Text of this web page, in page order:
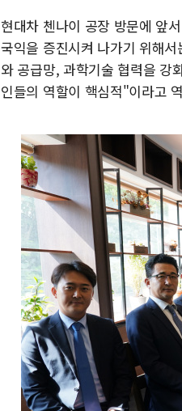
현대차 첸나이 공장 방문에 앞
국익을 증진시켜 나가기 위해
와 공급망, 과학기술 협력을 강
인들의 역할이 핵심적"이라고